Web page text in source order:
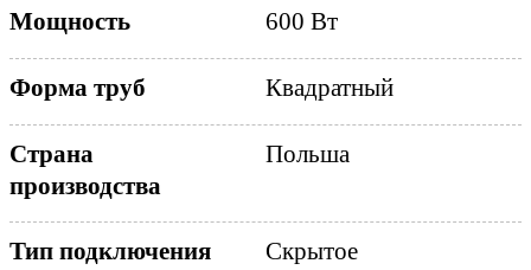
Мощность 600 Вт
Форма труб Квадратный
Страна
производства
Польша
Тип подключения Скрытое